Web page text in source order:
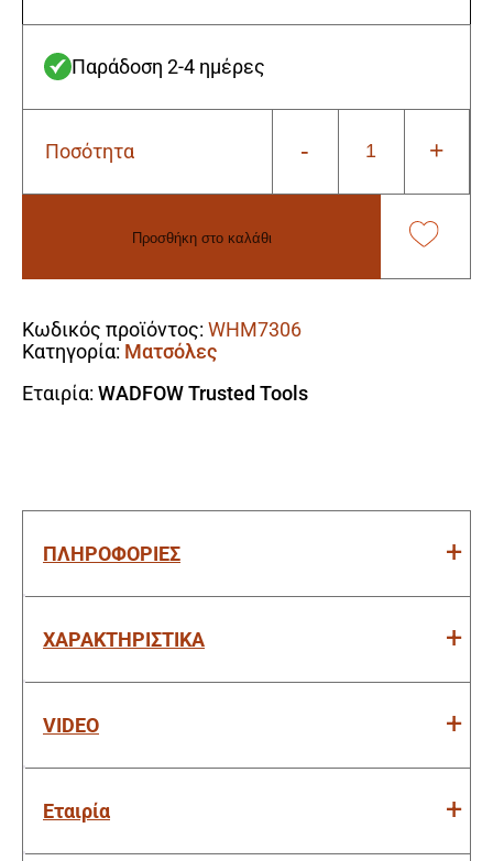
Παράδοση 2-4 ημέρες
Ποσότητα -
Wadfow
+
Προσθήκη στο καλάθι
Κωδικός προϊόντος: WHM7306
Κατηγορία: Ματσόλες
Εταιρία: WADFOW Trusted Tools
ΠΛΗΡΟΦΟΡΙΕΣ
ΧΑΡΑΚΤΗΡΙΣΤΙΚΑ
VIDEO
Εταιρία